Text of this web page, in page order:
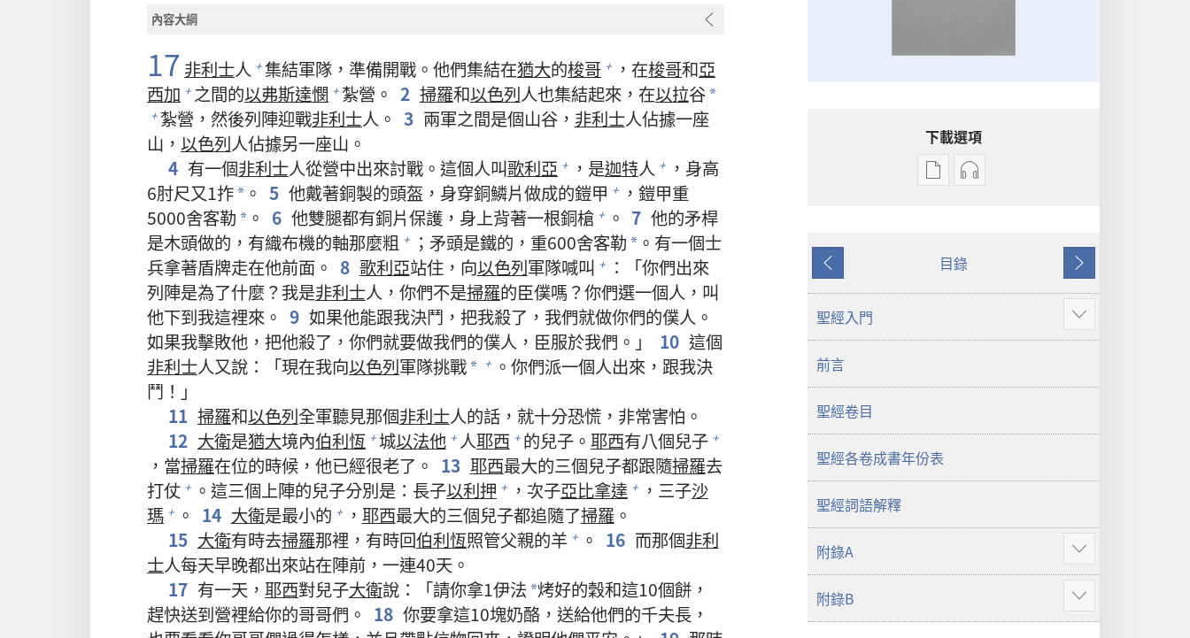
內容大綱
17 非利士人 + 集結軍隊，準備開戰。他們集結在猶大的梭哥 + ，在梭哥和亞
西加 + 之間的以弗斯達憫 + 紮營。 2 掃羅和以色列人也集結起來，在以拉谷*
+ 紮營，然後列陣迎戰非利士人。 3 兩軍之間是個山谷， 非利士人佔據一座
山， 以色列人佔據另一座山。
4 有一個非利士人從營中出來討戰。這個人叫歌利亞 + ，是迦特人 + ，身高
6肘尺又1拃* 。 5 他戴著銅製的頭盔，身穿銅鱗片做成的鎧甲 + ，鎧甲重
5000舍客勒 * 。 6 他雙腿都有銅片保護，身上背著一根銅槍 + 。 7 他的矛桿
是木頭做的，有織布機的軸那麼粗 + ；矛頭是鐵的，重600舍客勒 * 。有一個士
兵拿著盾牌走在他前面。 8 歌利亞站住，向以色列軍隊喊叫 +
：「你們出來
列陣是為了什麼？我是非利士人，你們不是掃羅的臣僕嗎？你們選一個人，叫
他下到我這裡來。 9 如果他能跟我決鬥，把我殺了，我們就做你們的僕人。
如果我擊敗他，把他殺了，你們就要做我們的僕人，臣服於我們。」
10 這個
非利士人又說：「現在我向以色列軍隊挑戰* + 。你們派一個人出來，跟我決
鬥！」
11 掃羅和以色列全軍聽見那個非利士人的話，就十分恐慌，非常害怕。
12 大衛是猶大境內伯利恆 + 城以法他 + 人耶西 + 的兒子。 耶西有八個兒子 +
，當掃羅在位的時候，他已經很老了。 13 耶西最大的三個兒子都跟隨掃羅去
打仗 + 。這三個上陣的兒子分別是：長子以利押 + ，次子亞比拿達 + ，三子沙
瑪 + 。 14 大衛是最小的 + ， 耶西最大的三個兒子都追隨了掃羅。
15 大衛有時去掃羅那裡，有時回伯利恆照管父親的羊 + 。 16 而那個非利
士人每天早晚都出來站在陣前，一連40天。
17 有一天， 耶西對兒子大衛說：「請你拿1伊法 *烤好的穀和這10個餅，
趕快送到營裡給你的哥哥們。 18 你要拿這10塊奶酪，送給他們的千夫長，
下載選項
電
物
經
世
界
譯
錄
界
本
上
一
頁
目錄
下
一
頁
聖經入門
顯
示
多
前言
聖經卷目
聖經各卷成書年份表
聖經詞語解釋
附錄A
顯
示
更
多
附錄B
顯
示